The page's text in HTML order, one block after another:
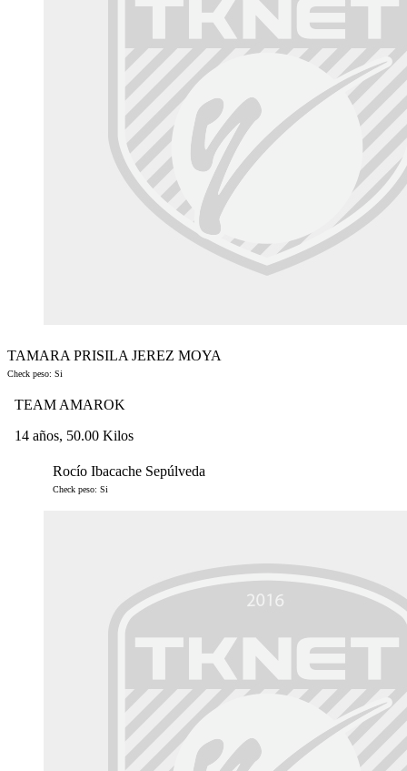
TAMARA PRISILA JEREZ MOYA
Check peso: Si
TEAM AMAROK
14 años, 50.00 Kilos
Rocío Ibacache Sepúlveda
Check peso: Si